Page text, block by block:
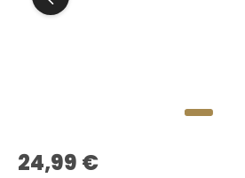
Regulärer Preis:
24,99 €